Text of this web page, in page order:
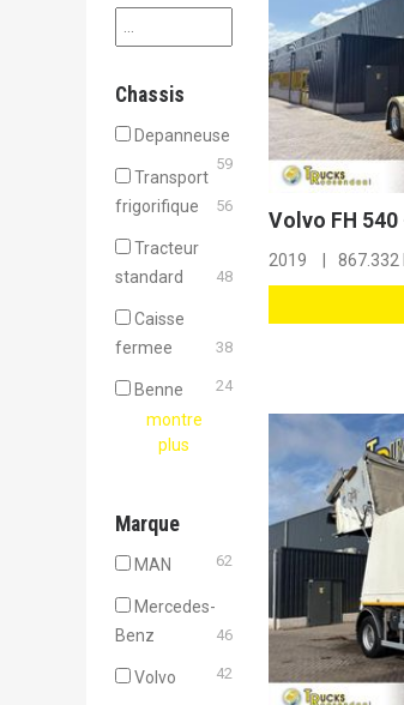
Chassis
Depanneuse
59
Transport
frigorifique
56
Tracteur
standard
48
Caisse
fermee
38
Benne 24
montre
plus
Marque
MAN 62
Mercedes-
Benz
46
Volvo 42
2019 867.332